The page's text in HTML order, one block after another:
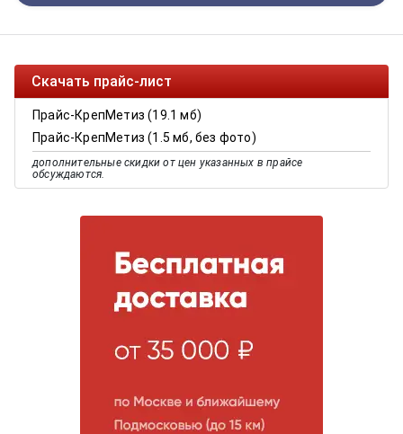
Скачать прайс-лист
Прайс-КрепМетиз (19.1 мб)
Прайс-КрепМетиз (1.5 мб, без фото)
дополнительные скидки от цен указанных в прайсе
обсуждаются.